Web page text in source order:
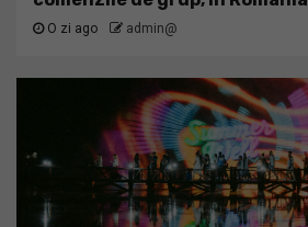
O zi ago admin@